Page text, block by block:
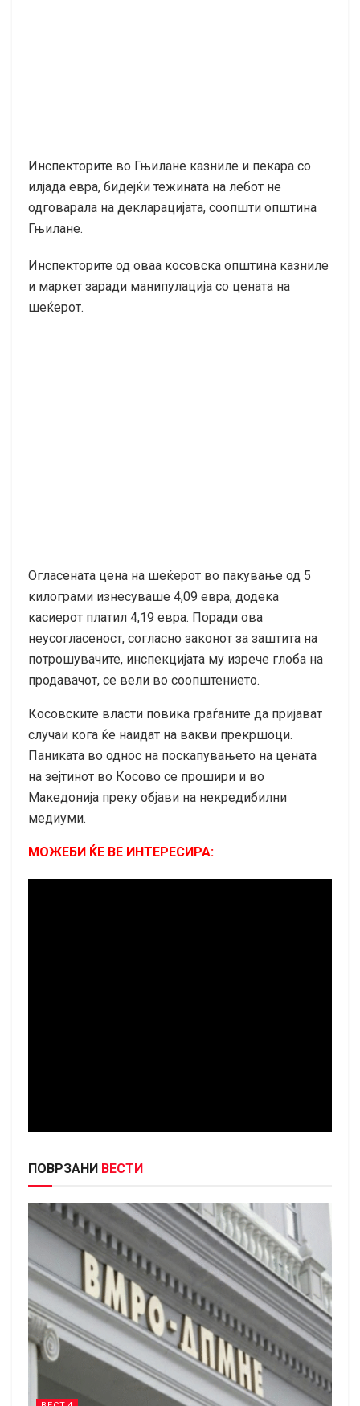
Инспекторите во Гњилане казниле и пекара со
илјада евра, бидејќи тежината на лебот не
одговарала на декларацијата, соопшти општина
Гњилане.
Инспекторите од оваа косовска општина казниле
и маркет заради манипулација со цената на
шеќерот.
Огласената цена на шеќерот во пакување од 5
килограми изнесуваше 4,09 евра, додека
касиерот платил 4,19 евра. Поради ова
неусогласеност, согласно законот за заштита на
потрошувачите, инспекцијата му изрече глоба на
продавачот, се вели во соопштението.
Косовските власти повика граѓаните да пријават
случаи кога ќе наидат на вакви прекршоци.
Паниката во однос на поскапувањето на цената
на зејтинот во Косово се прошири и во
Македонија преку објави на некредибилни
медиуми.
МОЖЕБИ ЌЕ ВЕ ИНТЕРЕСИРА:
ПОВРЗАНИ ВЕСТИ